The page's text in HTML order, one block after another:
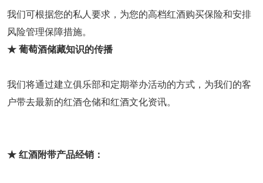
我们可根据您的私人要求，为您的高档红酒购买保险和安排
风险管理保障措施。
★ 葡萄酒储藏知识的传播
我们将通过建立俱乐部和定期举办活动的方式，为我们的客
户带去最新的红酒仓储和红酒文化资讯。
★ 红酒附带产品经销：